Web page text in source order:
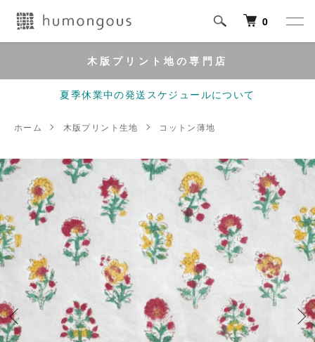
0
木版プリント地の専門店
夏季休業中の発送スケジュールについて
ホーム 木版プリント生地 コットン薄地